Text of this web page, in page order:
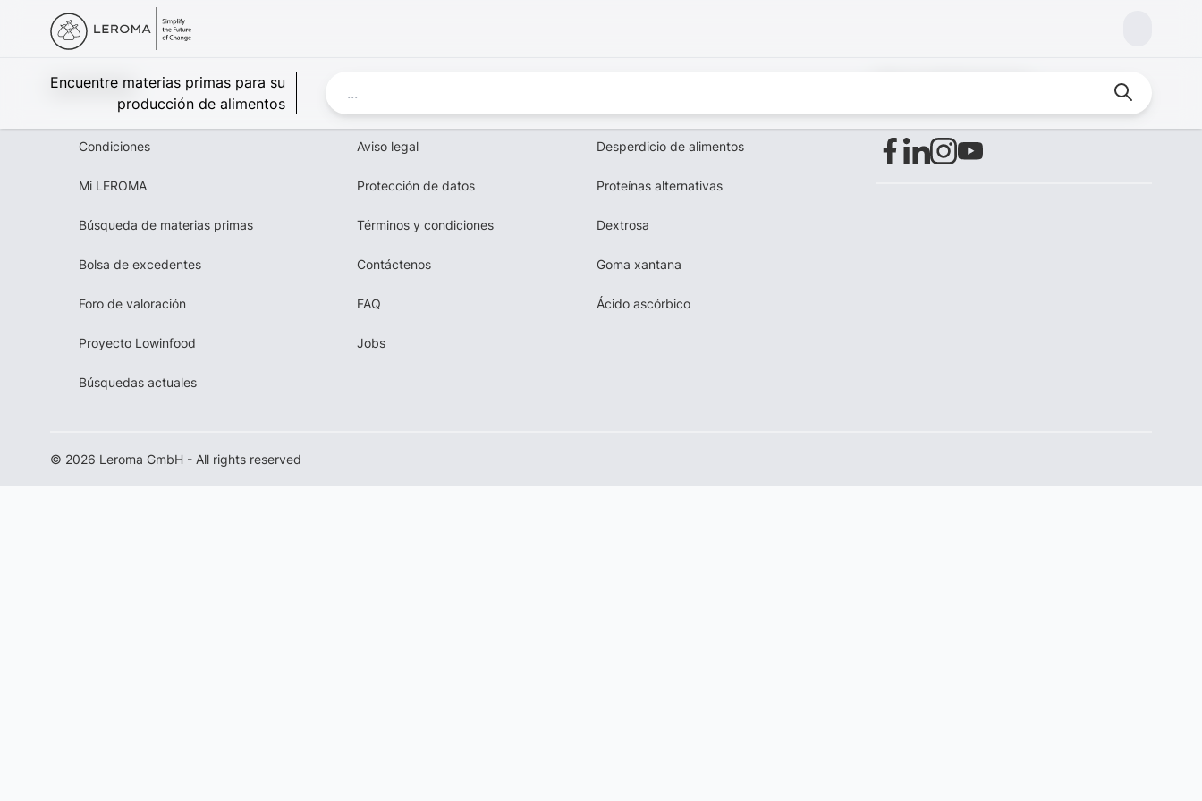
Encuentre materias primas para su
producción de alimentos
Leroma
Condiciones
Mi LEROMA
Búsqueda de materias primas
Bolsa de excedentes
Foro de valoración
Proyecto Lowinfood
Búsquedas actuales
Aviso legal
Protección de datos
Términos y condiciones
Contáctenos
FAQ
Jobs
Desperdicio de alimentos
Proteínas alternativas
Dextrosa
Goma xantana
Ácido ascórbico
© 2026 Leroma GmbH - All rights reserved